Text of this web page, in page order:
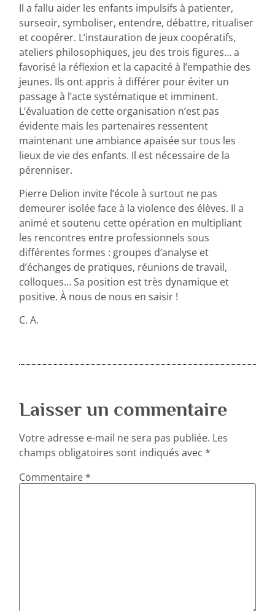
Il a fallu aider les enfants impulsifs à patienter,
surseoir, symboliser, entendre, débattre, ritualiser
et coopérer. L’instauration de jeux coopératifs,
ateliers philosophiques, jeu des trois figures… a
favorisé la réflexion et la capacité à l’empathie des
jeunes. Ils ont appris à différer pour éviter un
passage à l’acte systématique et imminent.
L’évaluation de cette organisation n’est pas
évidente mais les partenaires ressentent
maintenant une ambiance apaisée sur tous les
lieux de vie des enfants. Il est nécessaire de la
pérenniser.
Pierre Delion invite l’école à surtout ne pas
demeurer isolée face à la violence des élèves. Il a
animé et soutenu cette opération en multipliant
les rencontres entre professionnels sous
différentes formes : groupes d’analyse et
d’échanges de pratiques, réunions de travail,
colloques… Sa position est très dynamique et
positive. À nous de nous en saisir !
C. A.
Laisser un commentaire
Votre adresse e-mail ne sera pas publiée. Les
champs obligatoires sont indiqués avec*
Commentaire*